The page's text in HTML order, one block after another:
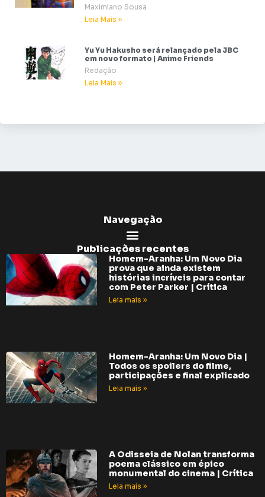
Maximiano Sousa
Leia Mais »
Yu Yu Hakusho será relançado pela JBC
em novo formato | Anime Friends
Redação
Leia Mais »
Navegação
Publicações recentes
Homem-Aranha: Um Novo Dia
prova que ainda existem
histórias incríveis para contar
com Peter Parker | Crítica
Leia mais »
Homem-Aranha: Um Novo Dia |
Todos os spoilers do filme,
participações e final explicado
Leia mais »
A Odisseia de Nolan transforma
poema clássico em épico
monumental do cinema | Crítica
Leia mais »